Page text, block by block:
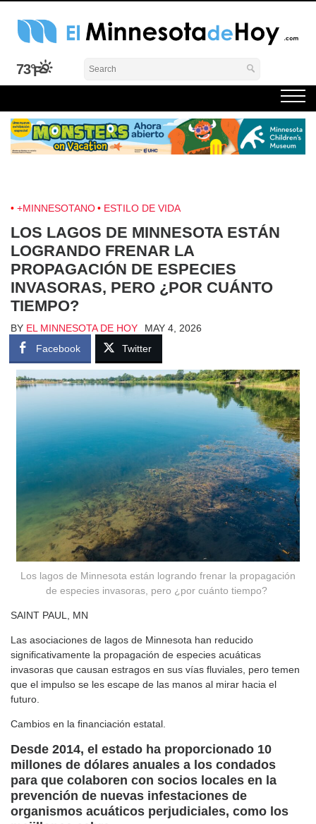
Skip
El Minnesota de Hoy Noticias
Latino Noticias Minnesota News
73°
+MINNESOTANO ESTILO DE VIDA
LOS LAGOS DE MINNESOTA ESTÁN
LOGRANDO FRENAR LA
PROPAGACIÓN DE ESPECIES
INVASORAS, PERO ¿POR CUÁNTO
TIEMPO?
BY EL MINNESOTA DE HOY
MAY 4, 2026
Facebook
Twitter
Los lagos de Minnesota están logrando frenar la propagación
de especies invasoras, pero ¿por cuánto tiempo?
SAINT PAUL, MN
Las asociaciones de lagos de Minnesota han reducido
significativamente la propagación de especies acuáticas
invasoras que causan estragos en sus vías fluviales, pero temen
que el impulso se les escape de las manos al mirar hacia el
futuro.
Cambios en la financiación estatal.
Desde 2014, el estado ha proporcionado 10
millones de dólares anuales a los condados
para que colaboren con socios locales en la
prevención de nuevas infestaciones de
organismos acuáticos perjudiciales, como los